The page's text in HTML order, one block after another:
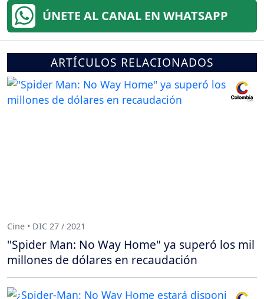
ÚNETE AL CANAL EN WHATSAPP
ARTÍCULOS RELACIONADOS
Cine • DIC 27 / 2021
"Spider Man: No Way Home" ya superó los mil
millones de dólares en recaudación